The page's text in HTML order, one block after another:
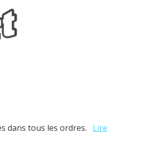
dans tous les ordres. Lire